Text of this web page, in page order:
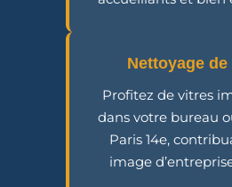
Nettoyage
Profitez de vitres
dans votre bureau
Paris 14e,
image